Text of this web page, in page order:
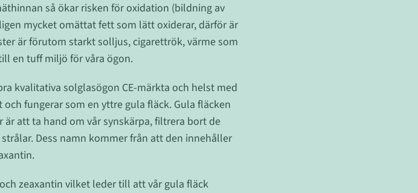
så ökar risken för oxidation (bildning av
mycket omättat fett som lätt oxiderar, därför är
är förutom starkt solljus, cigarettrök, värme som
en tuff miljö för våra ögon.
kvalitativa solglasögon CE-märkta och helst med
fungerar som en yttre gula fläck. Gula fläcken
att ta hand om vår synskärpa, filtrera bort de
Dess namn kommer från att den innehåller
zeaxantin vilket leder till att vår gula fläck